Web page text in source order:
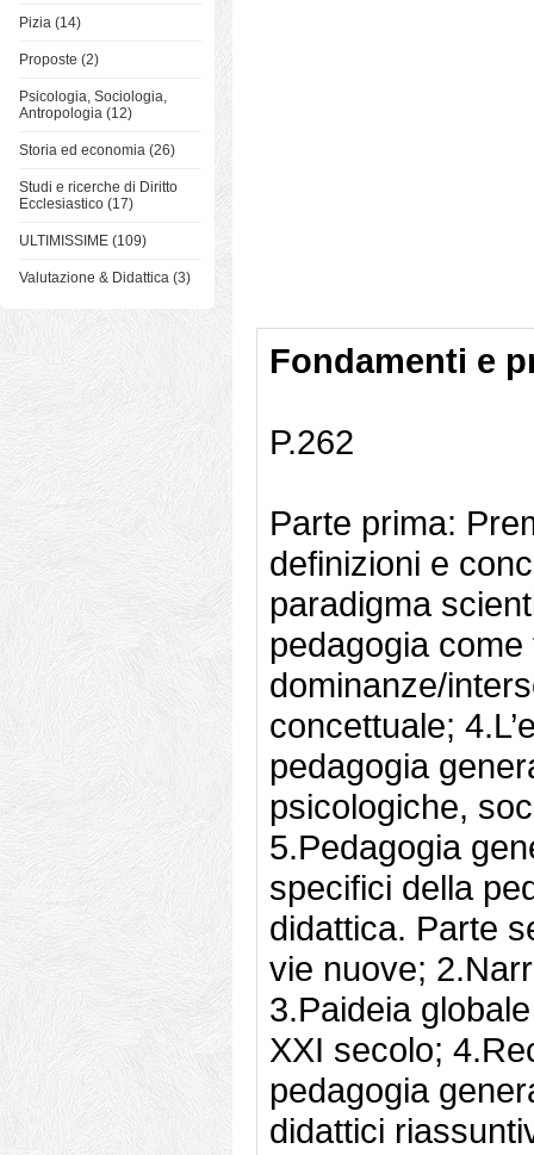
Pizia (14)
Proposte (2)
Psicologia, Sociologia,
Antropologia (12)
Storia ed economia (26)
Studi e ricerche di Diritto
Ecclesiastico (17)
ULTIMISSIME (109)
Valutazione & Didattica (3)
Fondamenti e
P.262
Parte prima:
definizioni e
paradigma
pedagogia
dominanze/
concettuale;
pedagogia
psicologiche,
5.Pedagogia
specifici della
didattica. Parte
vie nuove;
3.Paideia
XXI secolo;
pedagogia
didattici